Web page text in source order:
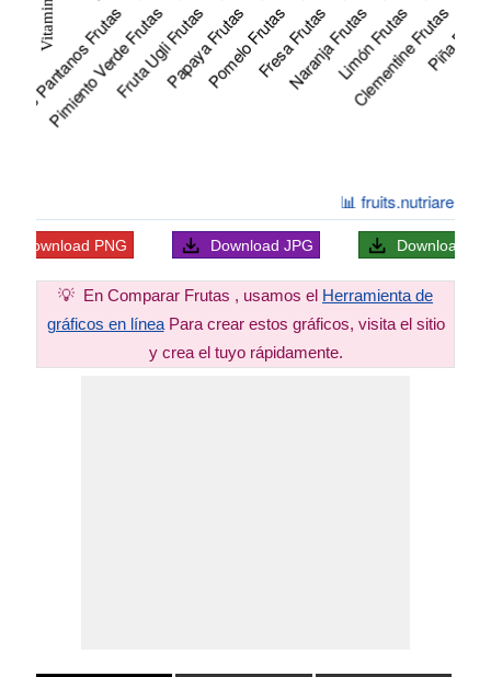
Download PNG Download JPG Download
💡 En Comparar Frutas , usamos el Herramienta de
gráficos en líneaPara crear estos gráficos, visita el sitio
y crea el tuyo rápidamente.